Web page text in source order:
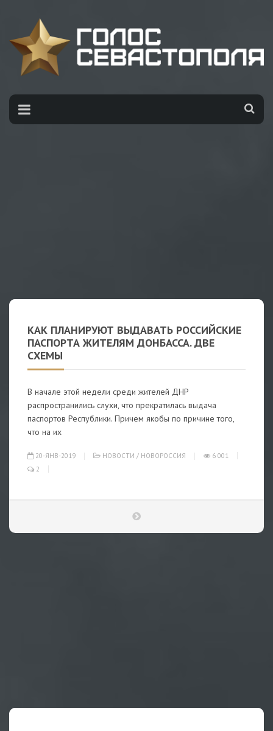
КАК ПЛАНИРУЮТ ВЫДАВАТЬ РОССИЙСКИЕ
ПАСПОРТА ЖИТЕЛЯМ ДОНБАССА. ДВЕ
СХЕМЫ
В начале этой недели среди жителей ДНР
распространились слухи, что прекратилась выдача
паспортов Республики. Причем якобы по причине того,
что на их
20-ЯНВ-2019 НОВОСТИ / НОВОРОССИЯ
6 001
2